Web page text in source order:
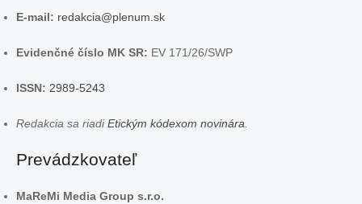
E-mail: redakcia@plenum.sk
Evidenčné číslo MK SR: EV 171/26/SWP
ISSN: 2989-5243
Redakcia sa riadiEtickým kódexom novinára
Prevádzkovateľ
MaReMi Media Group s.r.o.